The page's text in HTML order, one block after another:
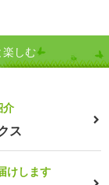
楽しむ
介
ス
けします